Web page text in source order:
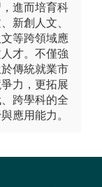
進而培育科
新創人文、
等跨領域應
才。不僅強
傳統就業市
力，更拓展
跨學科的全
應用能力。